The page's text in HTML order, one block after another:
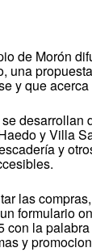
de Morón
una
y que
desarrollan
y Villa
y
las
formulario
con la palabra
y